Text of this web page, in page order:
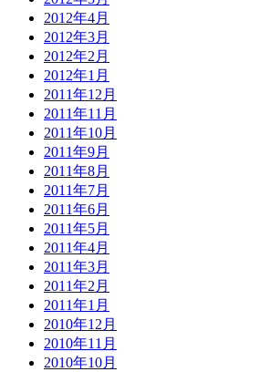
2012年4月
2012年3月
2012年2月
2012年1月
2011年12月
2011年11月
2011年10月
2011年9月
2011年8月
2011年7月
2011年6月
2011年5月
2011年4月
2011年3月
2011年2月
2011年1月
2010年12月
2010年11月
2010年10月